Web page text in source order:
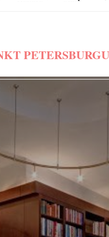
PETERSBURGU